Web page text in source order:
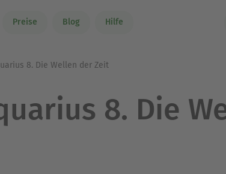
Preise Blog Hilfe
8. Die Wellen der Zeit
8. Die